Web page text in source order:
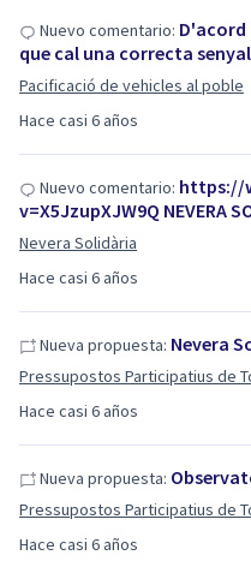
Hace casi 6 años
Nuevo comentario: D'acord
que cal una correcta
Pacificació de vehicles al poble
Hace casi 6 años
Nuevo comentario: https://
v=X5JzupXJW9Q NEVERA
Nevera Solidària
Hace casi 6 años
Nueva propuesta: Nevera
Pressupostos Participatius de
Hace casi 6 años
Nueva propuesta:
Pressupostos Participatius de